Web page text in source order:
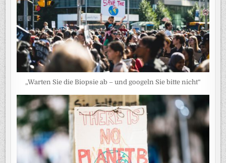
„Warten Sie die Biopsie ab – und googeln Sie bitte nicht“